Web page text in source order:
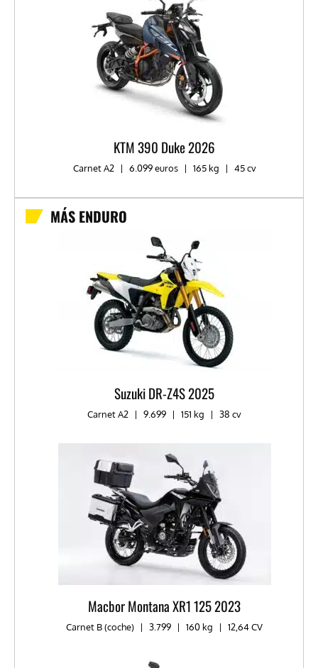
KTM 390 Duke 2026
Carnet A2 | 6.099 euros | 165 kg | 45 cv
MÁS ENDURO
Suzuki DR-Z4S 2025
Carnet A2 | 9.699 | 151 kg | 38 cv
Macbor Montana XR1 125 2023
Carnet B (coche) | 3.799 | 160 kg | 12,64 CV